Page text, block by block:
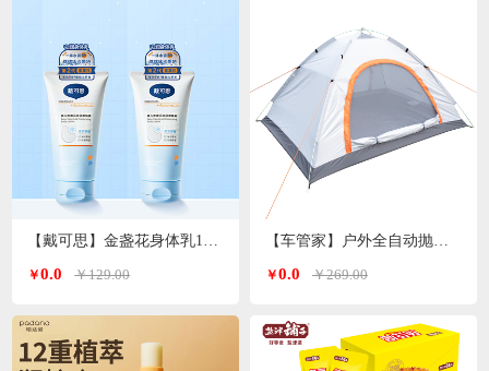
【戴可思】金盏花身体乳150ml*2支
￥0.0 ￥129.00
【车管家】户外全自动抛帐帐篷GJ-2203
￥0.0 ￥269.00